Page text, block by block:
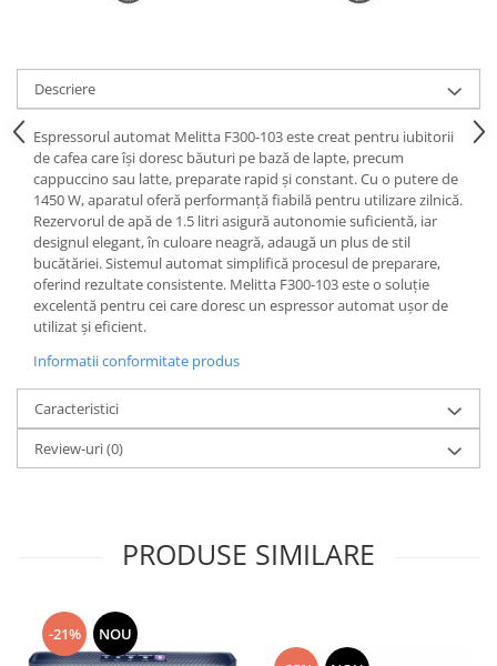
Descriere
Espressorul automat Melitta F300-103 este creat pentru iubitorii
de cafea care își doresc băuturi pe bază de lapte, precum
cappuccino sau latte, preparate rapid și constant. Cu o putere de
1450 W, aparatul oferă performanță fiabilă pentru utilizare zilnică.
Rezervorul de apă de 1.5 litri asigură autonomie suficientă, iar
designul elegant, în culoare neagră, adaugă un plus de stil
bucătăriei. Sistemul automat simplifică procesul de preparare,
oferind rezultate consistente. Melitta F300-103 este o soluție
excelentă pentru cei care doresc un espressor automat ușor de
utilizat și eficient.
Informatii conformitate produs
Caracteristici
Review-uri(0)
PRODUSE SIMILARE
-21% NOU